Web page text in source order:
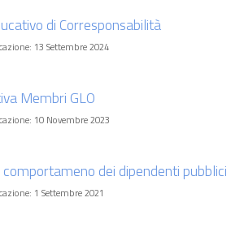
di Corresponsabilità
13 Settembre 2024
Membri GLO
10 Novembre 2023
comportameno dei dipendenti pubblici
1 Settembre 2021